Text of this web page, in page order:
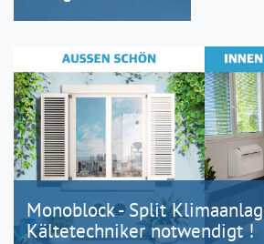
Monoblock - Split
Kältetechniker notwendigt !